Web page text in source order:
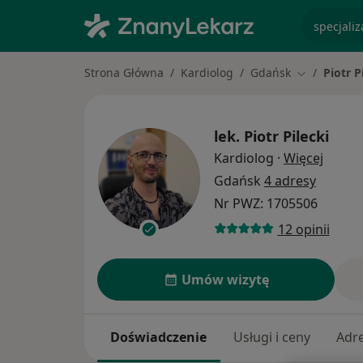
Strona Główna Kardiolog Gdańsk ZmieńPiotr
lek. Piotr Pilecki
Kardiolog · Więcej
Gdańsk 4 adresy
Nr PWZ: 1705506
12 opinii
Umów wizytę
Doświadczenie Usługi i ceny